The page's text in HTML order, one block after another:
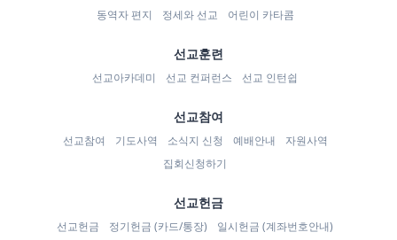
동역자 편지
정세와 선교 어린이 카타콤
선교훈련
선교아카데미 선교 컨퍼런스 선교 인턴쉽
선교참여
선교참여 기도사역 소식지 신청 예배안내
자원사역
집회신청하기
선교헌금
선교헌금 정기헌금 (카드/통장)
일시헌금 (계좌번호안내)